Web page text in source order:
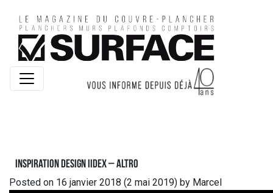
Inspiration Design IIDEX – Altro
Posted on 16 janvier 2018 (2 mai 2019) by Marcel